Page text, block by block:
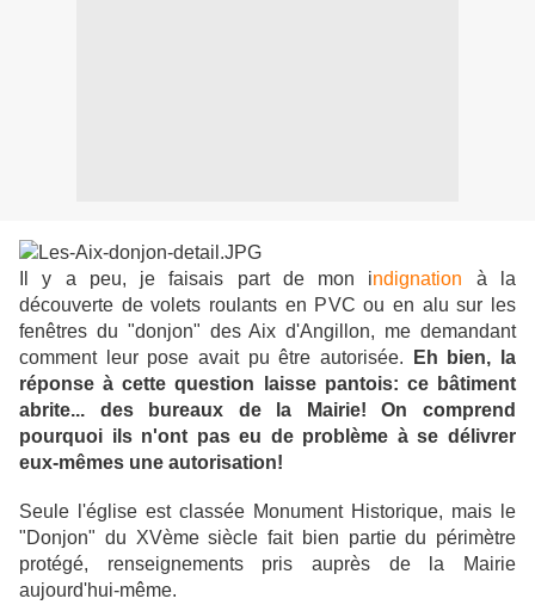
Il y a peu, je faisais part de mon indignation à la
découverte de volets roulants en PVC ou en alu sur les
fenêtres du "donjon" des Aix d'Angillon, me demandant
comment leur pose avait pu être autorisée.
Eh bien, la
réponse à cette question laisse pantois: ce bâtiment
abrite... des bureaux de la Mairie! On comprend
pourquoi ils n'ont pas eu de problème à se délivrer
eux-mêmes une autorisation!
Seule l'église est classée Monument Historique, mais le
"Donjon" du XVème siècle fait bien partie du périmètre
protégé, renseignements pris auprès de la Mairie
aujourd'hui-même.